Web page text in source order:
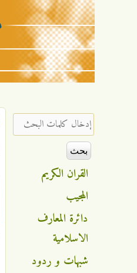
الإشعاع
الإسلامي
‏إدخال كلمات البحث ‏
القران الكريم
المجيب
دائرة المعارف
الاسلامية
شبهات و ردود